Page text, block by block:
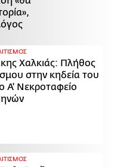
Χαλκιάς: Πλήθος
στην κηδεία του
Α' Νεκροταφείο